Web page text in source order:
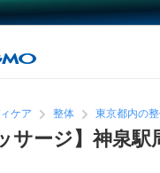
ケア 整体 東京都内の
サージ】神泉